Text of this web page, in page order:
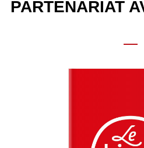
PARTENARIAT